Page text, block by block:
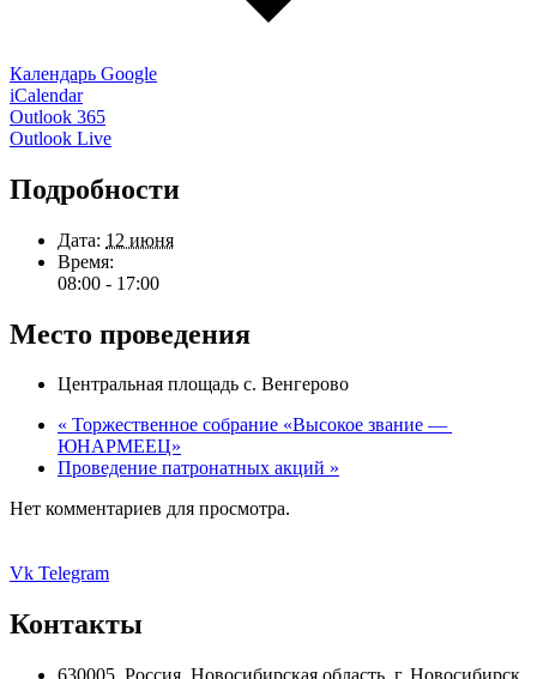
Календарь Google
iCalendar
Outlook 365
Outlook Live
Подробности
Дата: 12 июня
Время:
08:00 - 17:00
Место проведения
Центральная площадь с. Венгерово
« Торжественное собрание «Высокое звание —
ЮНАРМЕЕЦ»
Проведение патронатных акций »
Нет комментариев для просмотра.
Vk Telegram
Контакты